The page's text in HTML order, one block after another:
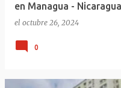
en Managua - Nicaragua
el octubre 26, 2024
0